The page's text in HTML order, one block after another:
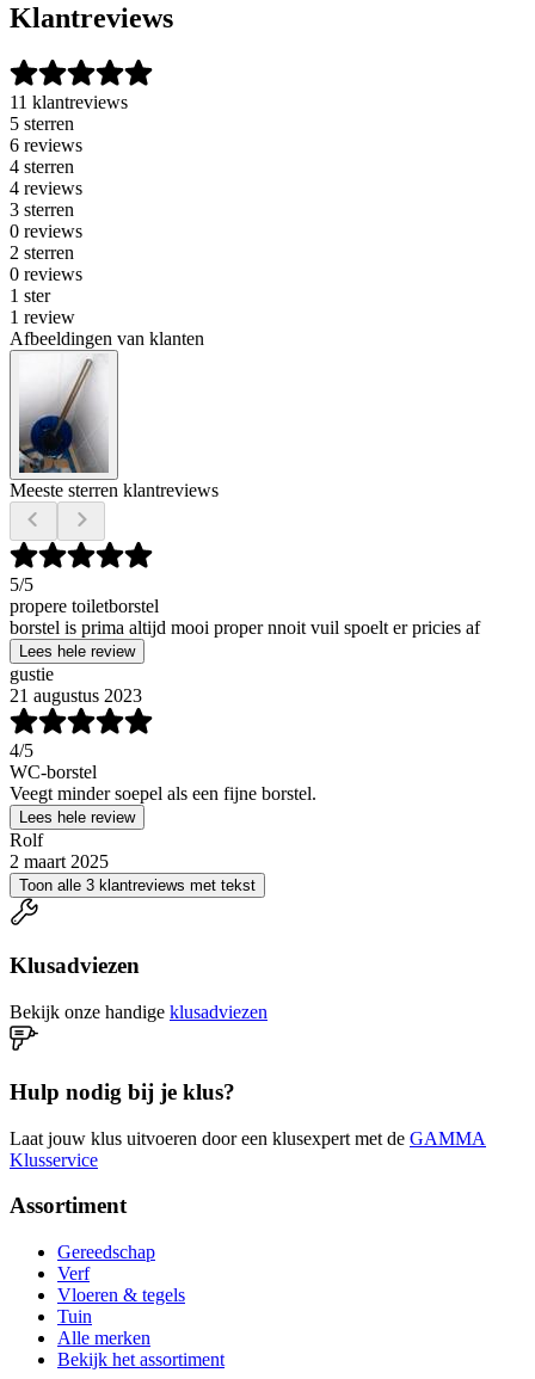
Klantreviews
11 klantreviews
5 sterren
6 reviews
4 sterren
4 reviews
3 sterren
0 reviews
2 sterren
0 reviews
1 ster
1 review
Afbeeldingen van klanten
Meeste sterren klantreviews
5/5
propere toiletborstel
borstel is prima altijd mooi proper nnoit vuil spoelt er pricies af
Lees hele review
gustie
21 augustus 2023
4/5
WC-borstel
Veegt minder soepel als een fijne borstel.
Lees hele review
Rolf
2 maart 2025
Toon alle 3 klantreviews met tekst
Klusadviezen
Bekijk onze handige klusadviezen
Hulp nodig bij je klus?
Laat jouw klus uitvoeren door een klusexpert met de GAMMA
Klusservice
Assortiment
Gereedschap
Verf
Vloeren & tegels
Tuin
Alle merken
Bekijk het assortiment